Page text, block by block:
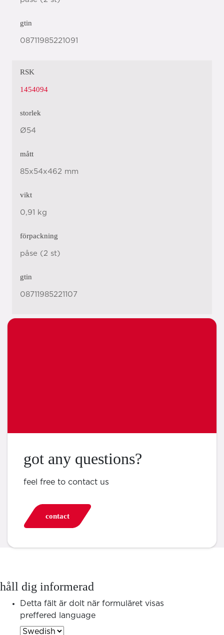
gtin
08711985221091
RSK
1454094
storlek
Ø54
mått
85x54x462 mm
vikt
0,91 kg
förpackning
påse (2 st)
gtin
08711985221107
got any questions?
feel free to contact us
contact
håll dig informerad
Detta fält är dolt när formuläret visas
preffered language